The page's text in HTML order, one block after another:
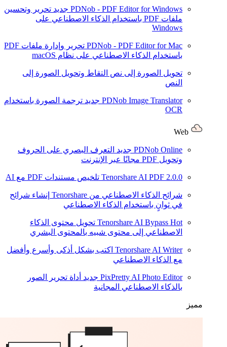
PDNob - PDF Editor for Windows جديد تحرير وتحسين
ملفات PDF باستخدام الذكاء الاصطناعي على
Windows
PDNob - PDF Editor for Mac
تحرير وإدارة ملفات PDF
باستخدام الذكاء الاصطناعي على نظام macOS
تحويل الصورة إلى نص التقاط وتحويل الصورة إلى
النص
PDNob Image Translator جديد ترجمة الصورة باستخدام
OCR
PDNob Online جديد التعرف البصري على الحروف
وتحويل PDF مجانًا عبر الإنترنت
Tenorshare AI PDF 2.0.0 تلخيص مستندات PDF مع AI
شرائح الذكاء الاصطناعي من Tenorshare
إنشاء شرائح
في ثوانٍ باستخدام الذكاء الاصطناعي
Tenorshare AI Bypass Hot
تحويل محتوى الذكاء
الاصطناعي إلى محتوى شبيه بالمحتوى البشري
Tenorshare AI Writer اكتب بشكل أذكى وأسرع وأفضل
مع الذكاء الاصطناعي
PixPretty AI Photo Editor جديد أداة تحرير الصور
بالذكاء الاصطناعي المجانية
مميز